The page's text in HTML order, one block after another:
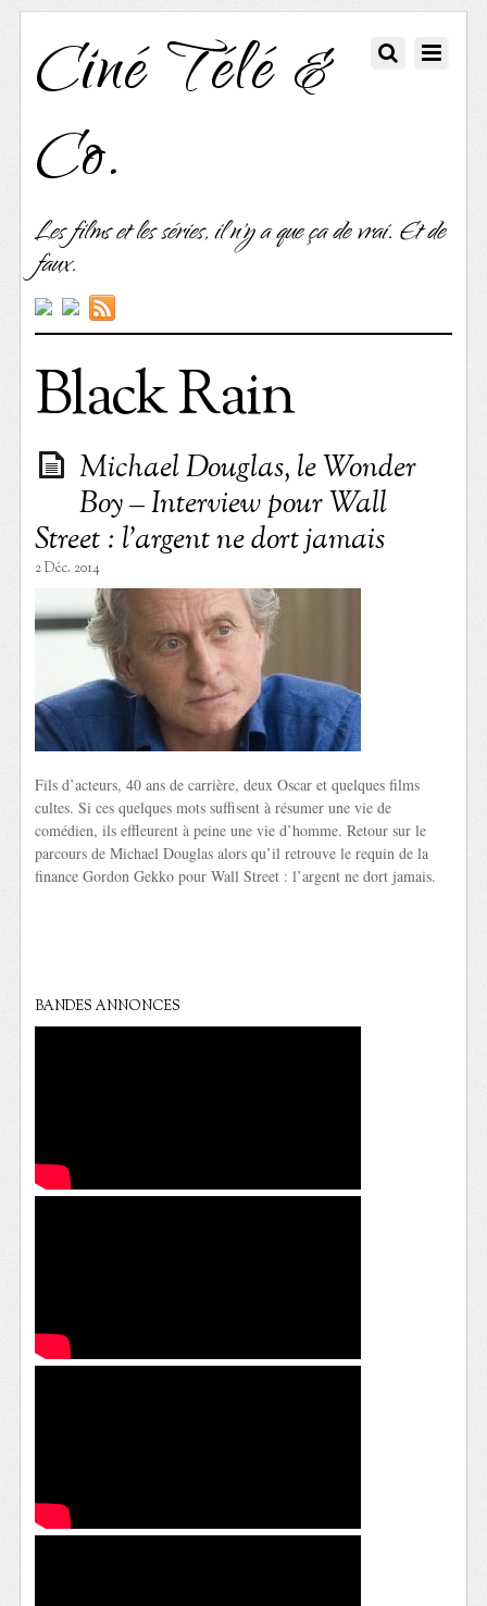
Ciné Télé &
Co.
Les films et les séries, il n'y a que ça de vrai. Et de
faux.
Black Rain
Michael Douglas, le Wonder
Boy – Interview pour Wall
Street : l’argent ne dort jamais
2 Déc. 2014
Fils d’acteurs, 40 ans de carrière, deux Oscar et quelques films
cultes. Si ces quelques mots suffisent à résumer une vie de
comédien, ils effleurent à peine une vie d’homme. Retour sur le
parcours de Michael Douglas alors qu’il retrouve le requin de la
finance Gordon Gekko pour Wall Street : l’argent ne dort jamais.
BANDES ANNONCES